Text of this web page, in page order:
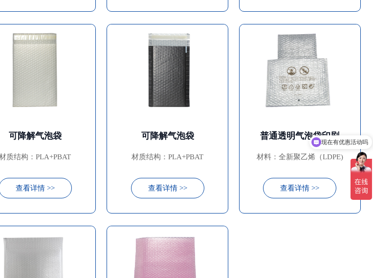
可降解气泡袋
质结构：PLA+PBAT
查看详情 >>
可降解气泡袋
材质结构：PLA+PBAT
查看详情 >>
普通透明气泡袋印刷
材料：全新聚乙烯（LDPE)
查看详情 >>
现在有优惠活动吗